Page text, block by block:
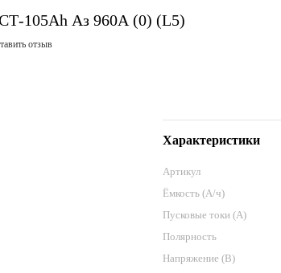
105Ah Аз 960А (0) (L5)
отзыв
Характеристики
Артикул
Ёмкость (А/ч)
Пусковые токи (А)
Полярность
Напряжение (В)